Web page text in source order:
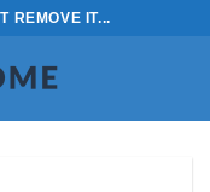
REMOVE IT...